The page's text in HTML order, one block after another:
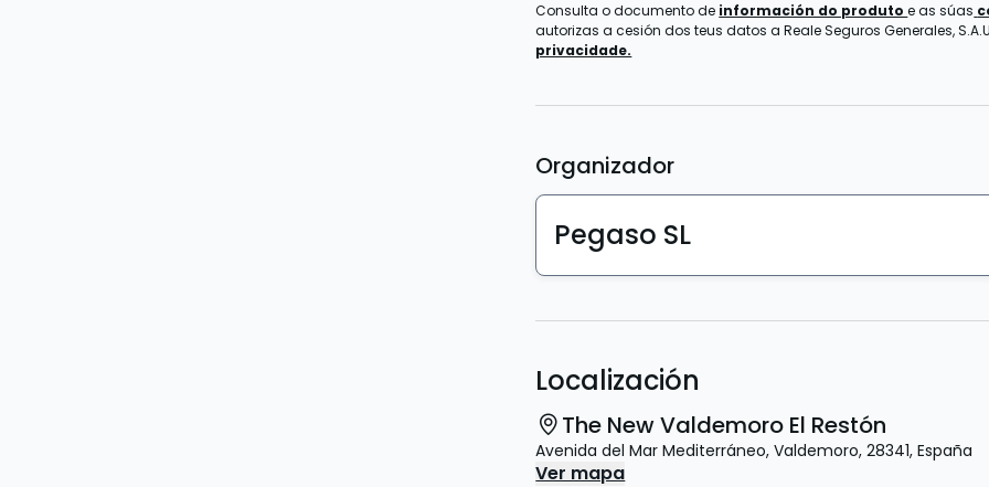
Consulta o documento de información do produtoe as súas
autorizas a cesión dos teus datos a Reale Seguros Generales,
privacidade.
Organizador
Pegaso SL
Localización
The New Valdemoro El Restón
Avenida del Mar Mediterráneo, Valdemoro, 28341, España
Ver mapa